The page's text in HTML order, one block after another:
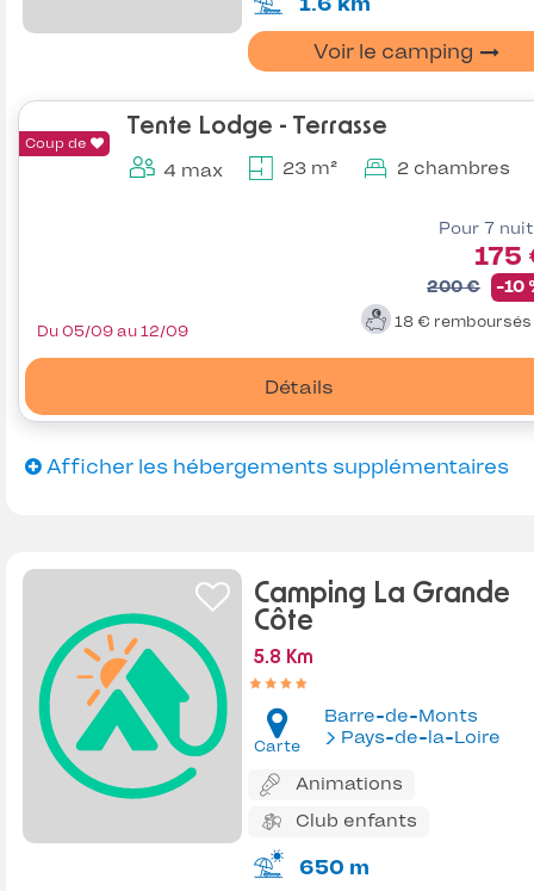
Voir le camping
Coup de
Tente Lodge - Terrasse
4 max 23 m² 2 chambres
Pour 7
175
200 € -10
18 € remboursés
Détails
Du 05/09 au 12/09
Afficher les hébergements supplémentaires
Camping La Grande
Côte
5.8 Km
Carte
Barre-de-Monts
Pays-de-la-Loire
Animations
Club enfants
650 m